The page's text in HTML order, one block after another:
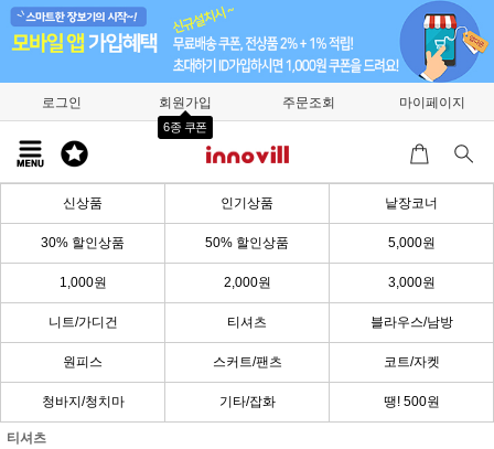
로그인 회원가입
6종 쿠폰
주문조회 마이페이지
신상품 인기상품 낱장코너
30% 할인상품 50% 할인상품 5,000원
1,000원 2,000원 3,000원
니트/가디건 티셔츠 블라우스/남방
원피스 스커트/팬츠 코트/자켓
청바지/청치마 기타/잡화 땡! 500원
티셔츠